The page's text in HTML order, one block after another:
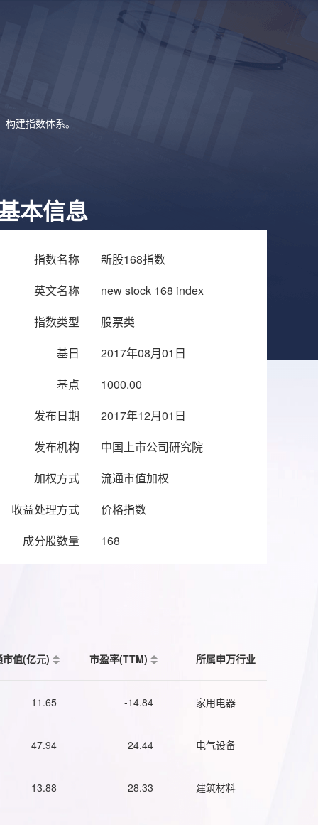
建指数体系。
本信息
指数名称
新股168指数
英文名称
new stock 168 index
指数类型
股票类
基日
2017年08月01日
基点
1000.00
发布日期
2017年12月01日
发布机构
中国上市公司研究院
加权方式
流通市值加权
收益处理方式
价格指数
成分股数量
168
市值(亿元) 市盈率(TTM) 所属申万行业
11.65 -14.84 家用电器
47.94 24.44 电气设备
13.88 28.33 建筑材料